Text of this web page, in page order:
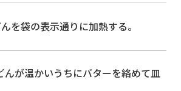
を袋の表示通りに加熱する。
んが温かいうちにバターを絡めて皿